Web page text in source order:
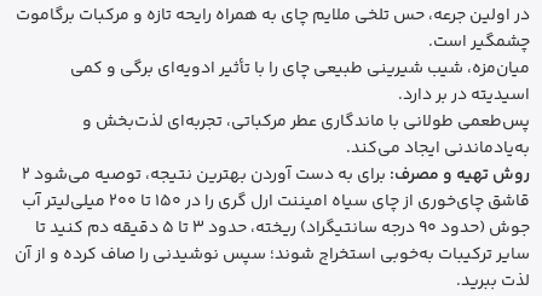
در اولین جرعه، حس تلخی ملایم چای به همراه رایحه تازه و مرکبات برگاموت
چشمگیر است.
میان‌مزه، شیب شیرینی طبیعی چای را با تأثیر ادویه‌ای برگی و کمی
اسیدیته در بر دارد.
پس‌طعمی طولانی با ماندگاری عطر مرکباتی، تجربه‌ای لذت‌بخش و
به‌یادماندنی ایجاد می‌کند.
روش تهیه و مصرف:
برای به دست آوردن بهترین نتیجه، توصیه می‌شود 2
قاشق چای‌خوری از چای سیاه امیننت ارل گری را در 150 تا 200 میلی‌لیتر آب
جوش (حدود 90 درجه سانتیگراد) ریخته، حدود 3 تا 5 دقیقه دم کنید تا
سایر ترکیبات به‌خوبی استخراج شوند؛ سپس نوشیدنی را صاف کرده و از آن
لذت ببرید.